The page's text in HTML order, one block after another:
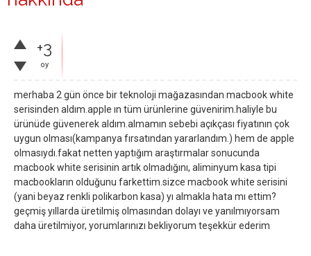
+3
oy
merhaba 2 gün önce bir teknoloji mağazasından macbook white
serisinden aldım.apple ın tüm ürünlerine güvenirim.haliyle bu
ürünüde güvenerek aldım.almamın sebebi açıkçası fiyatının çok
uygun olması(kampanya fırsatından yararlandım.) hem de apple
olmasıydı.fakat netten yaptığım araştırmalar sonucunda
macbook white serisinin artık olmadığını, aliminyum kasa tipi
macbookların olduğunu farkettim.sizce macbook white serisini
(yani beyaz renkli polikarbon kasa) yı almakla hata mı ettim?
geçmiş yıllarda üretilmiş olmasından dolayı ve yanılmıyorsam
daha üretilmiyor, yorumlarınızı bekliyorum teşekkür ederim